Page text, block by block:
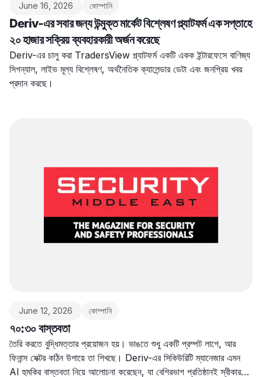
June 16, 2026 কোম্পানি
Deriv-এর সবার জন্য উন্মুক্ত মার্কেট বিশ্লেষণ প্ল্যাটফর্ম এক সপ্তাহে
২০ হাজার সক্রিয় ব্যবহারকারী অর্জন করেছে
Deriv-এর চালু করা TradersView প্ল্যাটফর্ম একটি একক ইন্টারফেসে বাণিজ্য
সিগন্যাল, লাইভ মূল্য বিশ্লেষণ, অর্থনৈতিক ক্যালেন্ডার ডেটা এবং জনপ্রিয় খবর
প্রদান করছে।
June 12, 2026 কোম্পানি
৭০:৩০ বাস্তবতা
তৈরি করতে বুদ্ধিমত্তার প্রয়োজন হয়। ভাঙতে শুধু একটি প্রম্পট লাগে, আর
ফিনান্স সেক্টর কঠিন উপায়ে তা শিখছে। Deriv-এর সিকিউরিটি ম্যানেজার এমন
AI হুমকির বাস্তবতা নিয়ে আলোচনা করেছেন, যা বেশিরভাগ প্রতিষ্ঠানই স্বীকার